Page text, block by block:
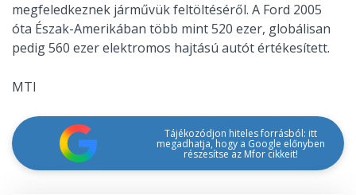
megfeledkeznek járművük feltöltéséről. A Ford 2005
óta Észak-Amerikában több mint 520 ezer, globálisan
pedig 560 ezer elektromos hajtású autót értékesített.
MTI
Tájékozódjon hiteles forrásból: itt
megadhatja, hogy a Google előnyben
részesítse az Mfor cikkeit!